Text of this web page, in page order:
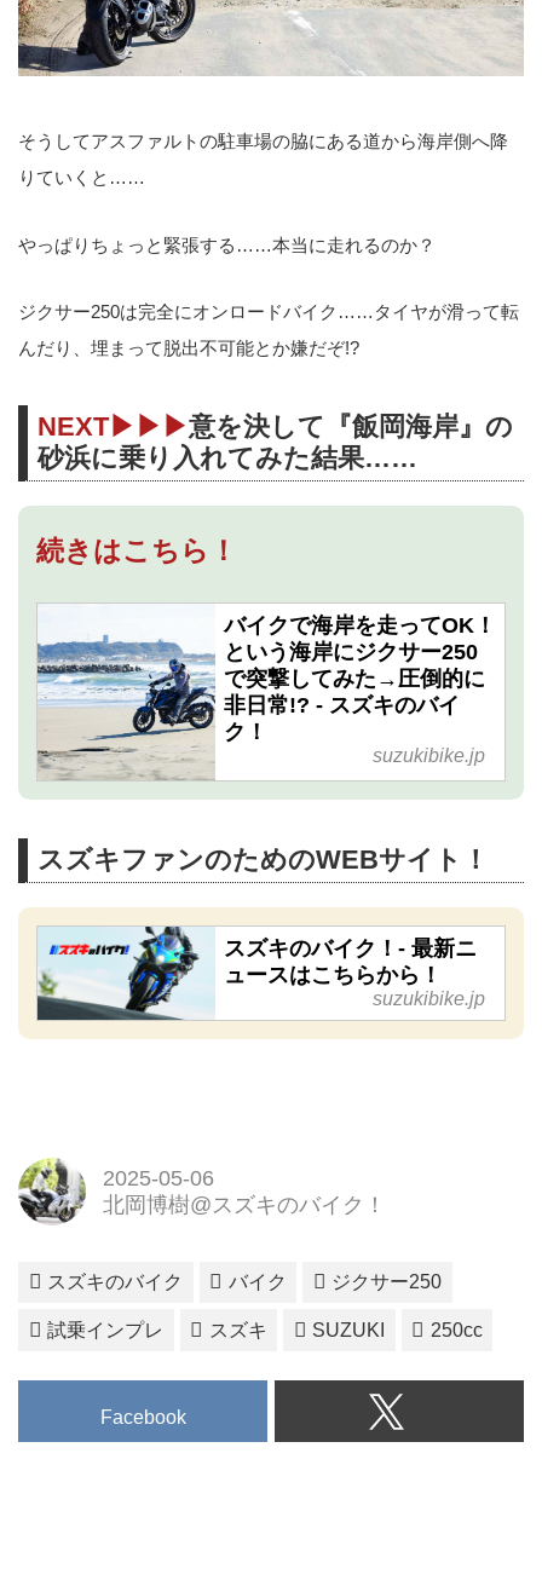
そうしてアスファルトの駐車場の脇にある道から海岸側へ降
りていくと……
やっぱりちょっと緊張する……本当に走れるのか？
ジクサー250は完全にオンロードバイク……タイヤが滑って転
んだり、埋まって脱出不可能とか嫌だぞ!?
NEXT▶▶▶意を決して『飯岡海岸』の
砂浜に乗り入れてみた結果……
続きはこちら！
バイクで海岸を走ってOK！
という海岸にジクサー250
で突撃してみた→圧倒的に
非日常!? - スズキのバイ
ク！
suzukibike.jp
スズキファンのためのWEBサイト！
スズキのバイク！- 最新ニ
ュースはこちらから！
suzukibike.jp
2025-05-06
北岡博樹@スズキのバイク！
スズキのバイク バイク ジクサー250
試乗インプレ スズキ SUZUKI 250cc
Facebook